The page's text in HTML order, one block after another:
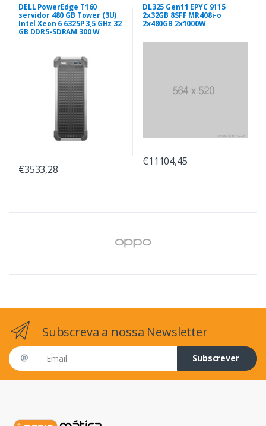
DELL PowerEdge T160
servidor 480 GB Tower (3U)
Intel Xeon 6 6325P 3,5 GHz 32
GB DDR5-SDRAM 300 W
€3533,28
DL325 Gen11 EPYC 9115
2x32GB 8SFF MR408i-o
2x480GB 2x1000W
€11104,45
Subscreva a nossa Newsletter
Email address
Subscrever